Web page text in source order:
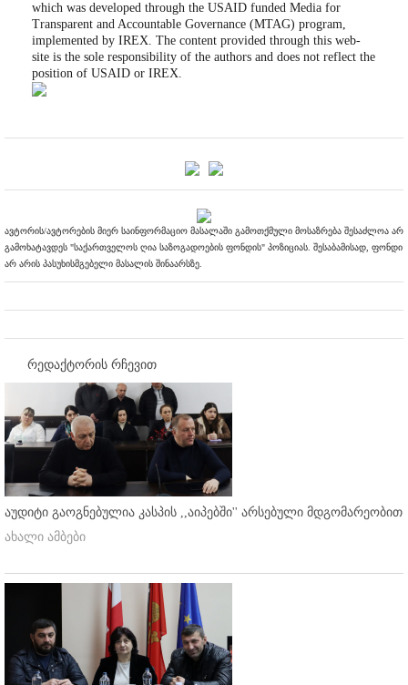
which was developed through the USAID funded Media for
Transparent and Accountable Governance (MTAG) program,
implemented by IREX. The content provided through this web-
site is the sole responsibility of the authors and does not reflect the
position of USAID or IREX.
ავტორის/ავტორების მიერ საინფორმაციო მასალაში გამოთქმული მოსაზრება შესაძლოა არ
გამოხატავდეს "საქართველოს ღია საზოგადოების ფონდის" პოზიციას. შესაბამისად, ფონდი
არ არის პასუხისმგებელი მასალის შინაარსზე.
რედაქტორის რჩევით
აუდიტი გაოგნებულია კასპის ,,აიპებში'' არსებული მდგომარეობით
ახალი ამბები